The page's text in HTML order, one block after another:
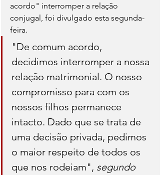
acordo" interromper a relação
conjugal, foi divulgado esta segunda-
feira.
"De comum acordo,
decidimos interromper a nossa
relação matrimonial. O nosso
compromisso para com os
nossos filhos permanece
intacto. Dado que se trata de
uma decisão privada, pedimos
o maior respeito de todos os
que nos rodeiam", segundo